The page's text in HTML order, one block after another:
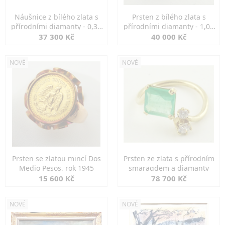
Náušnice z bílého zlata s
přírodními diamanty - 0,30
ct
37 300 Kč
Prsten z bílého zlata s
přírodními diamanty - 1,00
ct
40 000 Kč
NOVÉ
Prsten se zlatou mincí Dos
Medio Pesos, rok 1945
15 600 Kč
NOVÉ
Prsten ze zlata s přírodním
smaragdem a diamanty
78 700 Kč
NOVÉ NOVÉ